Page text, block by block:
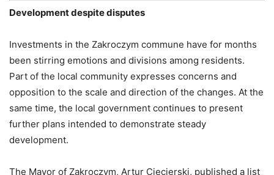
Development despite disputes
Investments in the Zakroczym commune have for months
been stirring emotions and divisions among residents.
Part of the local community expresses concerns and
opposition to the scale and direction of the changes. At the
same time, the local government continues to present
further plans intended to demonstrate steady
development.
The Mayor of Zakroczym, Artur Ciecierski, published a list